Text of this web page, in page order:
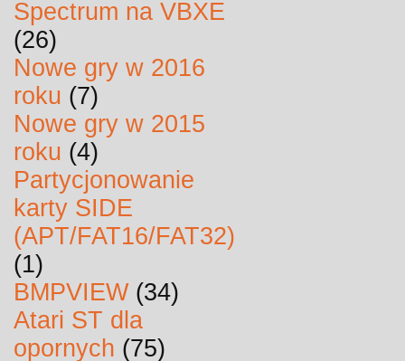
Spectrum na VBXE
(26)
Nowe gry w 2016
roku (7)
Nowe gry w 2015
roku (4)
Partycjonowanie
karty SIDE
(APT/FAT16/FAT32)
(1)
BMPVIEW(34)
Atari ST dla
opornych (75)